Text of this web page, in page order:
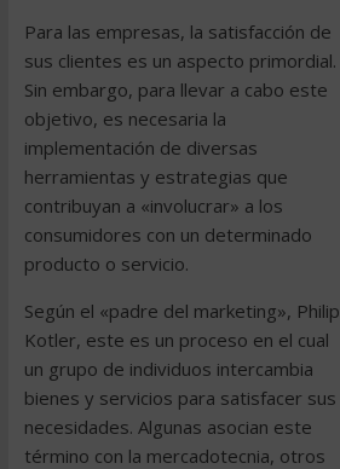
Para las empresas, la satisfacción de
sus clientes es un aspecto primordial.
Sin embargo, para llevar a cabo este
objetivo, es necesaria la
implementación de diversas
herramientas y estrategias que
contribuyan a «involucrar» a los
consumidores con un determinado
producto o servicio.
Según el «padre del marketing», Philip
Kotler, este es un proceso en el cual
un grupo de individuos intercambia
bienes y servicios para satisfacer sus
necesidades. Algunas asocian este
término con la mercadotecnia, otros